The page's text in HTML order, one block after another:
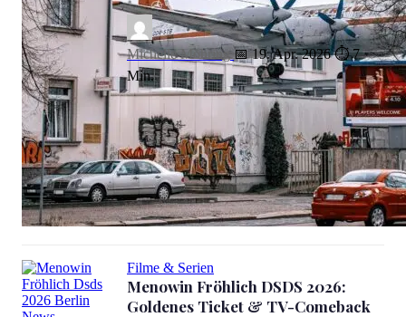
Michelle Möhring 📅 19. Apr. 2026 ⏱ 7
Min.
Filme & Serien
Menowin Fröhlich DSDS 2026:
Goldenes Ticket & TV-Comeback